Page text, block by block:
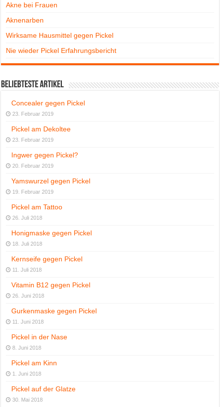
Akne bei Frauen
Aknenarben
Wirksame Hausmittel gegen Pickel
Nie wieder Pickel Erfahrungsbericht
Beliebteste Artikel
Concealer gegen Pickel
23. Februar 2019
Pickel am Dekoltee
23. Februar 2019
Ingwer gegen Pickel?
20. Februar 2019
Yamswurzel gegen Pickel
19. Februar 2019
Pickel am Tattoo
26. Juli 2018
Honigmaske gegen Pickel
18. Juli 2018
Kernseife gegen Pickel
11. Juli 2018
Vitamin B12 gegen Pickel
26. Juni 2018
Gurkenmaske gegen Pickel
11. Juni 2018
Pickel in der Nase
8. Juni 2018
Pickel am Kinn
1. Juni 2018
Pickel auf der Glatze
30. Mai 2018